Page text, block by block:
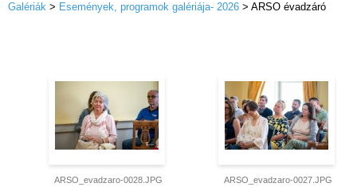
Galériák > Események, programok galériája- 2026 > ARSO évadzáró
ARSO_evadzaro-0028.JPG ARSO_evadzaro-0027.JPG